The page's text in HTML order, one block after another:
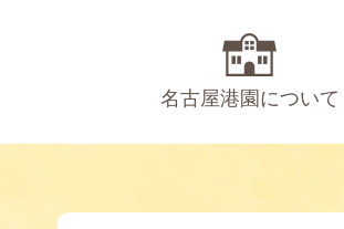
名古屋港園について